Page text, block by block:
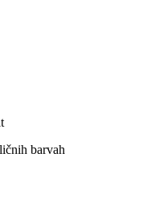
barvah